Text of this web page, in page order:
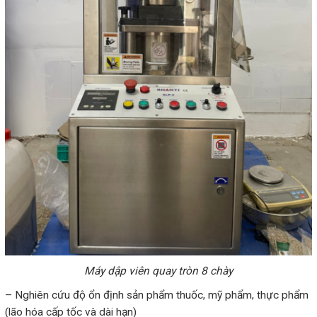
Máy dập viên quay tròn 8 chày
– Nghiên cứu độ ổn định sản phẩm thuốc, mỹ phẩm, thực phẩm
(lão hóa cấp tốc và dài hạn)